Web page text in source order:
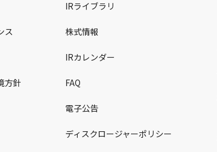
ス
方針
IRライブラリ
株式情報
IRカレンダー
FAQ
電子公告
ディスクロージャーポリシー